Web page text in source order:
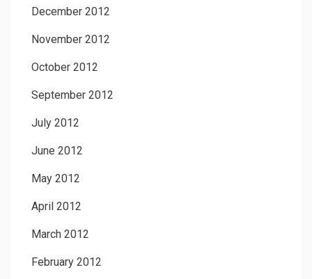
December 2012
November 2012
October 2012
September 2012
July 2012
June 2012
May 2012
April 2012
March 2012
February 2012